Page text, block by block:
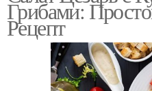
Грибами:
Рецепт